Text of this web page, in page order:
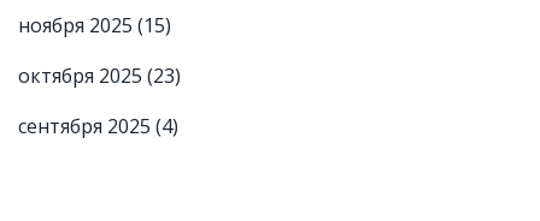
ноября 2025 (15)
октября 2025 (23)
сентября 2025 (4)